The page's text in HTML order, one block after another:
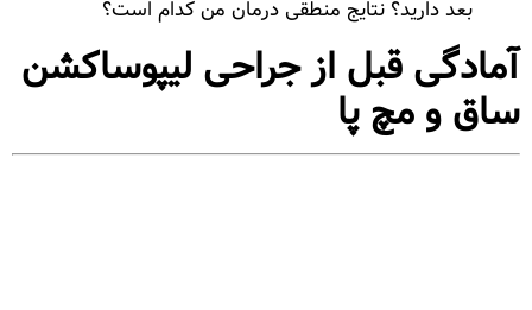
بعد دارید؟ نتایج منطقی درمان من کدام است؟
آمادگی قبل از جراحی لیپوساکشن
ساق و مچ پا